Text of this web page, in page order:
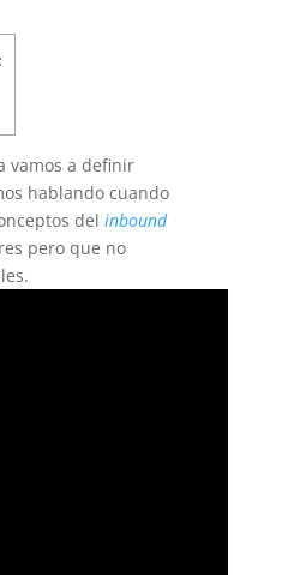
vamos a definir
hablando cuando
del inbound
pero que no